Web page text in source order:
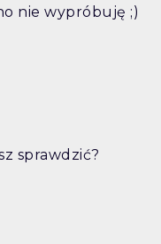
nie wypróbuję ;)
sprawdzić?